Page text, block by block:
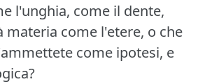
l'unghia, come il dente,
materia come l'etere, o che
come ipotesi, e